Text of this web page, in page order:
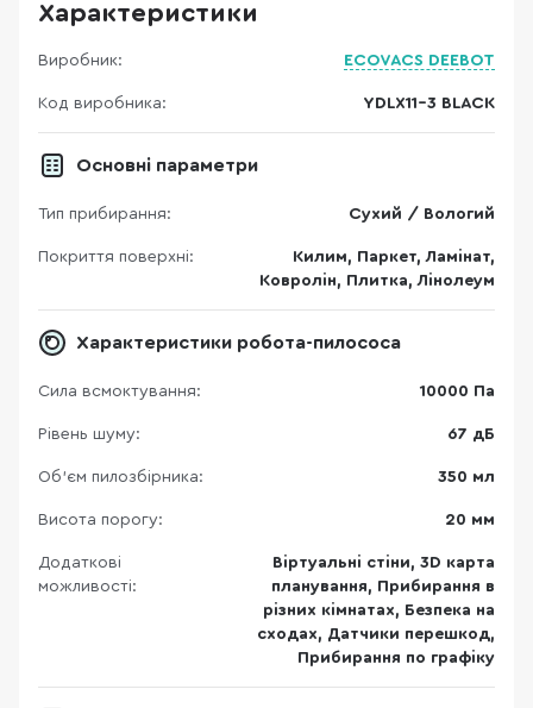
Характеристики
Виробник: ECOVACS DEEBOT
Код виробника: YDLX11-3 BLACK
Основні параметри
Тип прибирання: Сухий / Вологий
Покриття поверхні:
Килим, Паркет, Ламінат,
Ковролін, Плитка, Лінолеум
Характеристики робота-пилососа
Сила всмоктування: 10000 Па
Рівень шуму: 67 дБ
Об'єм пилозбірника: 350 мл
Висота порогу: 20 мм
Додаткові
можливості:
Віртуальні стіни, 3D карта
планування, Прибирання в
різних кімнатах, Безпека на
сходах, Датчики перешкод,
Прибирання по графіку